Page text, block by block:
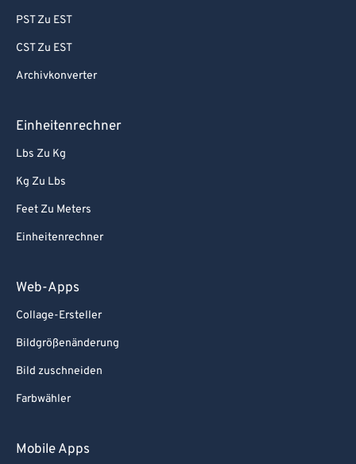
PST Zu EST
CST Zu EST
Archivkonverter
Einheitenrechner
Lbs Zu Kg
Kg Zu Lbs
Feet Zu Meters
Einheitenrechner
Web-Apps
Collage-Ersteller
Bildgrößenänderung
Bild zuschneiden
Farbwähler
Mobile Apps